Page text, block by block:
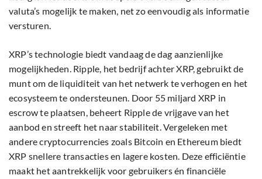
valuta’s mogelijk te maken, net zo eenvoudig als informatie
versturen.
XRP’s technologie biedt vandaag de dag aanzienlijke
mogelijkheden. Ripple, het bedrijf achter XRP, gebruikt de
munt om de liquiditeit van het netwerk te verhogen en het
ecosysteem te ondersteunen. Door 55 miljard XRP in
escrow te plaatsen, beheert Ripple de vrijgave van het
aanbod en streeft het naar stabiliteit. Vergeleken met
andere cryptocurrencies zoals Bitcoin en Ethereum biedt
XRP snellere transacties en lagere kosten. Deze efficiëntie
maakt het aantrekkelijk voor gebruikers én financiële